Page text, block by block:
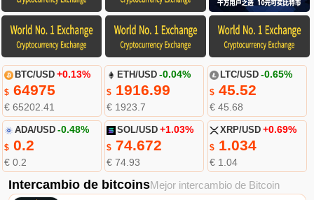
BTC/USD +0.13%
$64975
€ 65202.41
ETH/USD -0.04%
$ 1916.99
€ 1923.7
LTC/USD -0.65%
$45.52
€ 45.68
ADA/USD -0.48%
$0.2
€ 0.2
SOL/USD +1.03%
$ 74.672
€ 74.93
XRP/USD +0.69%
$1.034
€ 1.04
Intercambio de bitcoinsMejor intercambio de Bitcoin